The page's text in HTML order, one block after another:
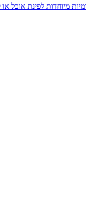
מיוחדות לפינת אוכל או